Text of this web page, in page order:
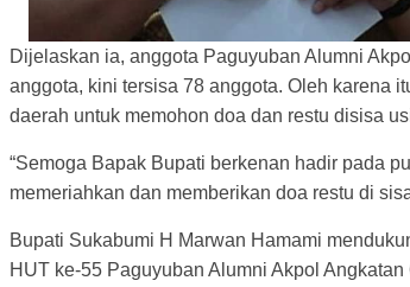
Dijelaskan ia, anggota Paguyuban Alumni
anggota, kini tersisa 78 anggota. Oleh karena
daerah untuk memohon doa dan restu disisa
“Semoga Bapak Bupati berkenan hadir pada
memeriahkan dan memberikan doa restu di
Bupati Sukabumi H Marwan Hamami
HUT ke-55 Paguyuban Alumni Akpol